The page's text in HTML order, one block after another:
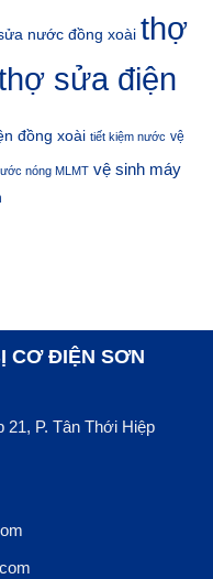
nước đồng xoài thợ
sửa điện
đồng xoài tiết kiệm nước vệ
nóng MLMT vệ sinh máy
CƠ ĐIỆN SƠN
21, P. Tân Thới Hiệp